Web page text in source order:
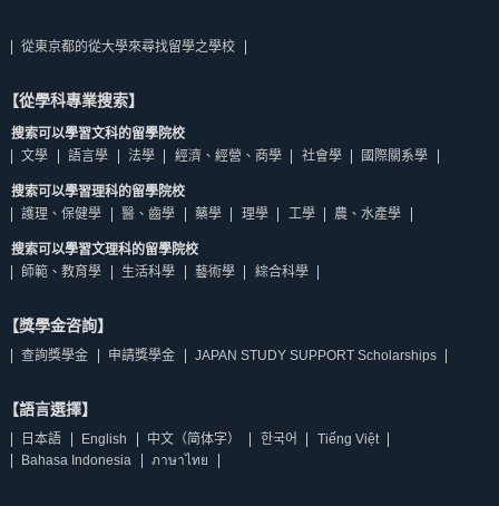
從東京都的從大學來尋找留學之學校
【從學科專業搜索】
搜索可以學習文科的留學院校
文學
語言學 法學 經濟、經營、商學 社會學 國際關系學
搜索可以學習理科的留學院校
護理、保健學
醫、齒學 藥學 理學 工學 農、水產學
搜索可以學習文理科的留學院校
師範、教育學
生活科學 藝術學 綜合科學
【獎學金咨詢】
查詢獎學金 申請獎學金 JAPAN STUDY SUPPORT Scholarships
【語言選擇】
日本語 English 中文（简体字） 한국어
Tiếng Việt
Bahasa Indonesia
ภาษาไทย